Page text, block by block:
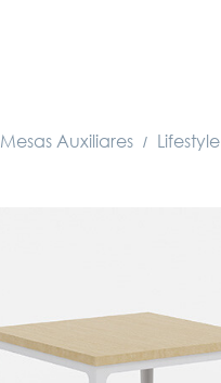
Mesas Auxiliares / Lifestyle